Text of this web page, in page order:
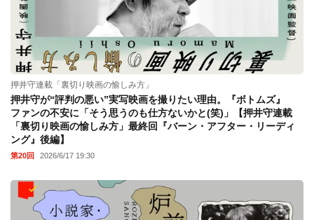
押井守連載「裏切り映画の愉しみ方」
押井守が“評判の悪い”実写映画を撮りたい理由。『ボトムズ』
ファンの不安に「そう思うのも仕方ないかと(笑)」【押井守連載
「裏切り映画の愉しみ方」最終回『バーン・アフター・リーディ
ング』後編】
第20回 2026/6/17 19:30